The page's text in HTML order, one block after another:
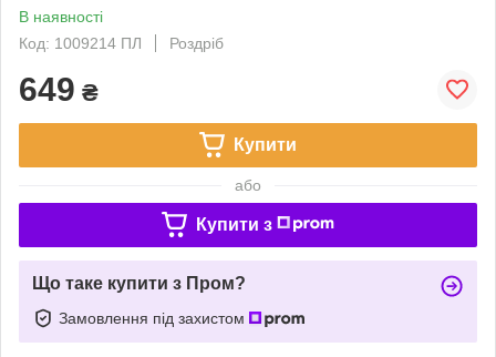
В наявності
Код: 1009214 ПЛ
Роздріб
649 ₴
Купити
або
Купити з
Що таке купити з Пром?
Замовлення під захистом